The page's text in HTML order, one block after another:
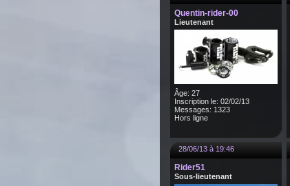
Quentin-rider-00
Lieutenant
Âge: 27
Inscription le: 02/02/13
Messages: 1323
Hors ligne
28/06/13 à 19:46
Rider51
Sous-lieutenant